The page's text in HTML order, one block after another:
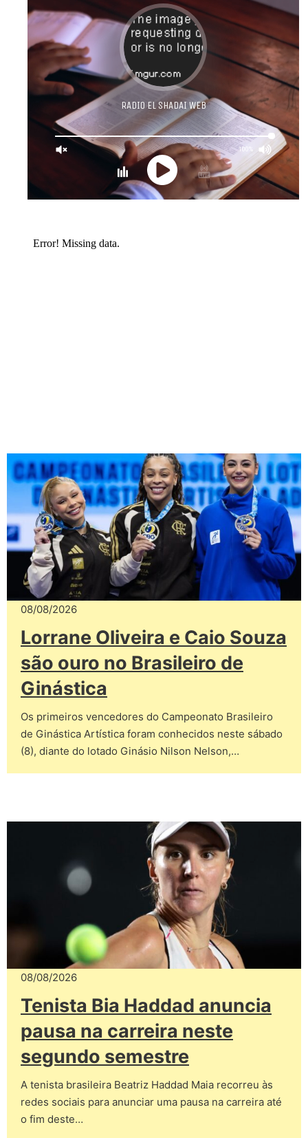
08/08/2026
Lorrane Oliveira e Caio Souza
são ouro no Brasileiro de
Ginástica
Os primeiros vencedores do Campeonato Brasileiro
de Ginástica Artística foram conhecidos neste sábado
(8), diante do lotado Ginásio Nilson Nelson,…
08/08/2026
Tenista Bia Haddad anuncia
pausa na carreira neste
segundo semestre
A tenista brasileira Beatriz Haddad Maia recorreu às
redes sociais para anunciar uma pausa na carreira até
o fim deste…